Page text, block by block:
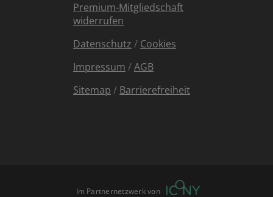
Premium-Mitgliedschaft
widerrufen
Datenschutz / Cookies
Impressum /AGB
Sitemap / Barrierefreiheit
Im Partnernetzwerk von